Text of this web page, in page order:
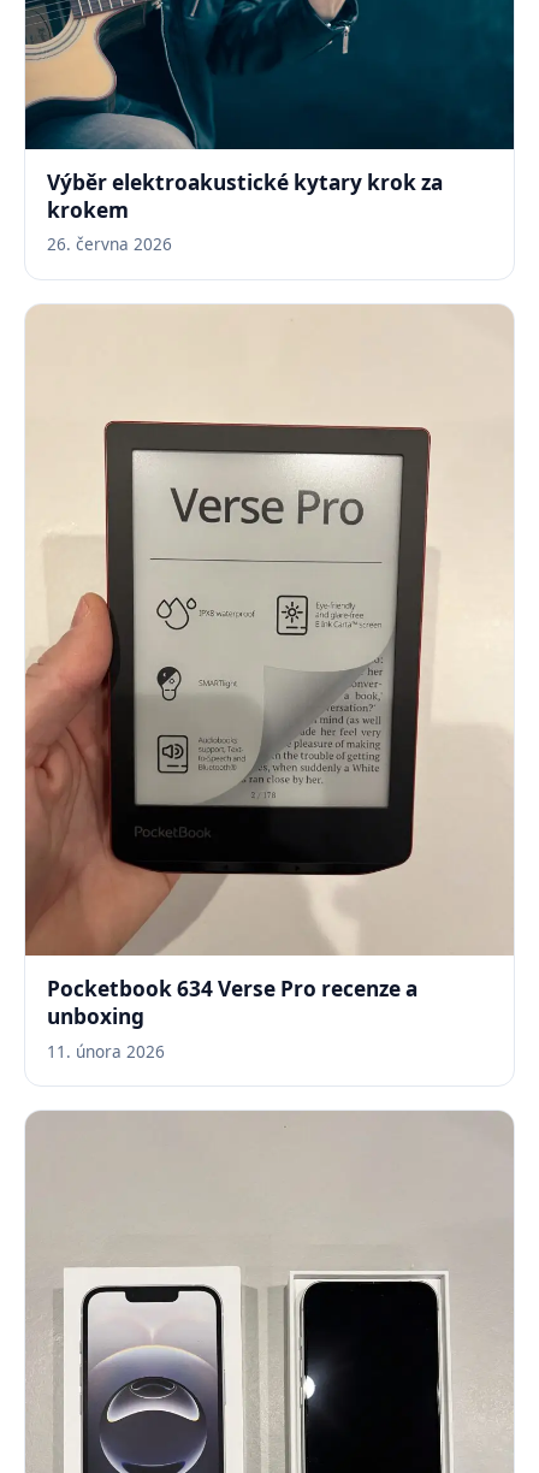
Výběr elektroakustické kytary krok za
krokem
26. června 2026
Pocketbook 634 Verse Pro recenze a
unboxing
11. února 2026